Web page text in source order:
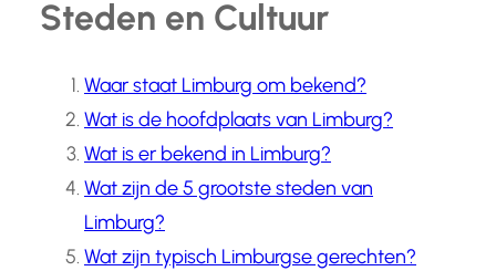
Steden en Cultuur
Waar staat Limburg om bekend?
Wat is de hoofdplaats van Limburg?
Wat is er bekend in Limburg?
Wat zijn de 5 grootste steden van
Limburg?
Wat zijn typisch Limburgse gerechten?